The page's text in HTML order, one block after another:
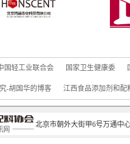
国轻工业联合会 国家卫生健康委
-胡国华的博客 江西食品添加剂和配
北京市朝外大街甲6号万通中